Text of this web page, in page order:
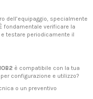
dell’equipaggio, specialmente
fondamentale verificare la
testare periodicamente il
è compatibile con la tua
configurazione e utilizzo?
o un preventivo